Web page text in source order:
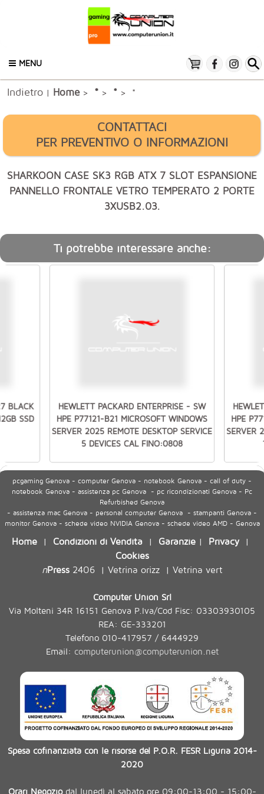
MENU
Indietro | Home> * > * > *
CONTATTACI
PER PREVENTIVO O INFORMAZIONI
SHARKOON CASE SK3 RGB ATX 7 SLOT ESPANSIONE
PANNELLO FRONTALE VETRO TEMPERATO 2 PORTE
3XUSB2.03.
Ti potrebbe interessare anche:
BLACK
SSD
HEWLETT PACKARD ENTERPRISE - SW
HPE P77121-B21 MICROSOFT WINDOWS
SERVER 2025 REMOTE DESKTOP SERVICE
5 DEVICES CAL FINO:0808
HPE
SERVER
pcgaming Genova - computer Genova - notebook Genova - call of duty -
notebook Genova - assistenza pc Genova - pc ricondizionati Genova - Pc
Refurbished Genova
- assistenza mac Genova - personal computer Genova - stampanti Genova -
monitor Genova - schede video NVIDIA Genova - schede video AMD - Genova
Home | Condizioni di Vendita | Garanzie | Privacy|
Cookies
nPress2406| Vetrina orizz| Vetrina vert
Computer Union Srl
Via Molteni 34R 16151 Genova P.Iva/Cod Fisc: 03303930105
REA: GE-333201
Telefono 010-417957 / 6444929
Email: computerunion@computerunion.net
Spesa cofinanziata con le risorse del P.O.R. FESR Liguria 2014-
2020
Orari Negoziodal lunedì al sabato ore 09:00-13:00 - 15:00-